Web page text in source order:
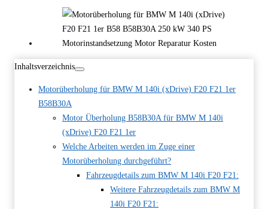
Inhaltsverzeichnis
Motorüberholung für BMW M 140i (xDrive) F20 F21 1er
B58B30A
Motor Überholung B58B30A für BMW M 140i
(xDrive) F20 F21 1er
Welche Arbeiten werden im Zuge einer
Motorüberholung durchgeführt?
Fahrzeugdetails zum BMW M 140i F20 F21:
Weitere Fahrzeugdetails zum BMW M
140i F20 F21: